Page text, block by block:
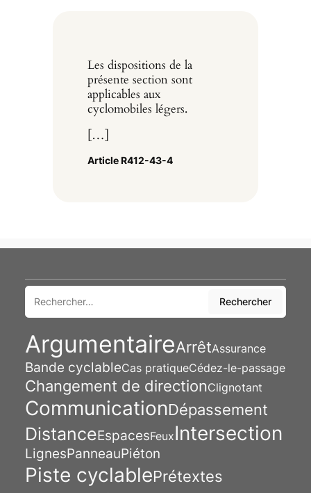
Les dispositions de la
présente section sont
applicables aux
cyclomobiles légers.
[…]
Article R412-43-4
Rechercher
Rechercher
ArgumentaireArrêtAssurance
Bande cyclableCas pratiqueCédez-le-passage
Changement de directionClignotant
CommunicationDépassement
DistanceEspacesFeuxIntersection
LignesPanneauPiéton
Piste cyclablePrétextes